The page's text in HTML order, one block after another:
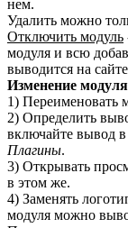
нем.
Удалить можно
Отключить модуль
модуля и всю
выводится на
Изменение модуля
1) Переименовать
2) Определить
включайте вывод
Плагины.
3) Открывать
в этом же.
4) Заменять
модуля можно